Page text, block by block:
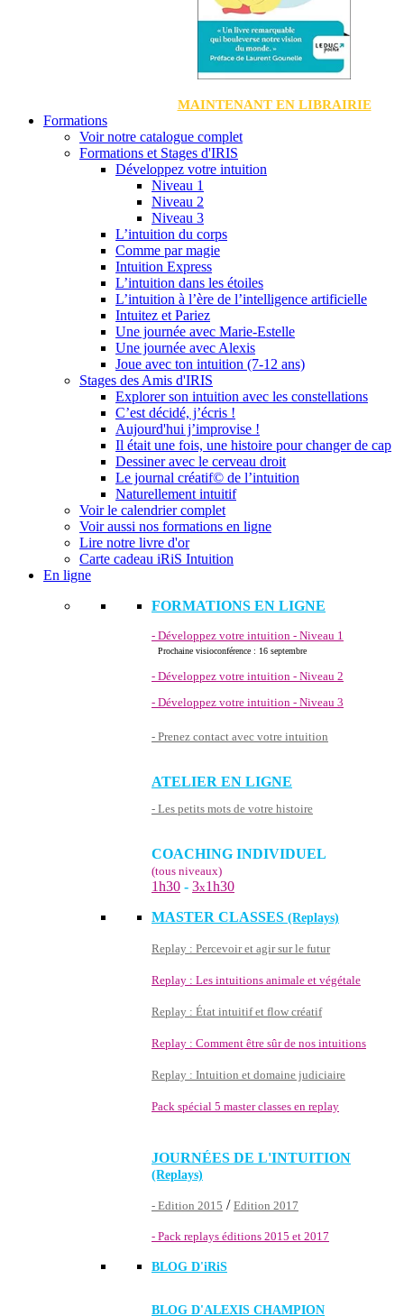
MAINTENANT EN LIBRAIRIE
Formations
Voir notre catalogue complet
Formations et Stages d'IRIS
Développez votre intuition
Niveau 1
Niveau 2
Niveau 3
L’intuition du corps
Comme par magie
Intuition Express
L’intuition dans les étoiles
L’intuition à l’ère de l’intelligence artificielle
Intuitez et Pariez
Une journée avec Marie-Estelle
Une journée avec Alexis
Joue avec ton intuition (7-12 ans)
Stages des Amis d'IRIS
Explorer son intuition avec les constellations
C’est décidé, j’écris !
Aujourd'hui j’improvise !
Il était une fois, une histoire pour changer de cap
Dessiner avec le cerveau droit
Le journal créatif© de l’intuition
Naturellement intuitif
Voir le calendrier complet
Voir aussi nos formations en ligne
Lire notre livre d'or
Carte cadeau iRiS Intuition
En ligne
FORMATIONS EN LIGNE
- Développez votre intuition - Niveau 1
Prochaine visioconférence : 16 septembre
- Développez votre intuition - Niveau 2
- Développez votre intuition - Niveau 3
- Prenez contact avec votre intuition
ATELIER EN LIGNE
- Les petits mots de votre histoire
COACHING INDIVIDUEL
(tous niveaux)
1h30 - 3x1h30
MASTER CLASSES (Replays)
Replay : Percevoir et agir sur le futur
Replay : Les intuitions animale et végétale
Replay : État intuitif et flow créatif
Replay : Comment être sûr de nos intuitions
Replay : Intuition et domaine judiciaire
Pack spécial 5 master classes en replay
JOURNÉES DE L'INTUITION
(Replays)
- Edition 2015 / Edition 2017
- Pack replays éditions 2015 et 2017
BLOG D'iRiS
BLOG D'ALEXIS CHAMPION